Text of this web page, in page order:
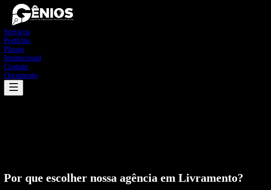
Serviços
Portfólio
Planos
Institucional
Contato
Orçamento
Por que escolher nossa agência em Livramento?